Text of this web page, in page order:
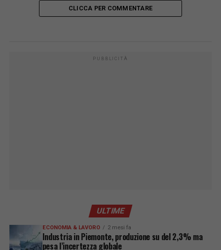
CLICCA PER COMMENTARE
PUBBLICITÀ
ULTIME
ECONOMIA & LAVORO 2 mesi fa
Industria in Piemonte, produzione su del 2,3% ma
pesa l’incertezza globale